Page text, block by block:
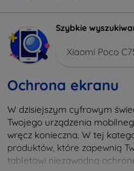
Szybkie
Xiaomi Poco
Ochrona ekranu
W dzisiejszym cyfrowym
Twojego urządzenia
wręcz konieczna. W tej
produktów, które zapewnią
tabletowi niezawodną